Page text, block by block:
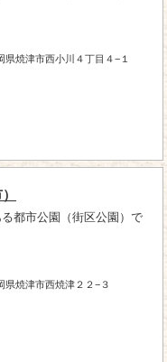
県焼津市西小川４丁目４−１
都市公園（街区公園）で
県焼津市西焼津２２−３